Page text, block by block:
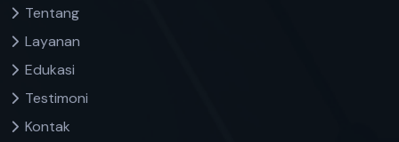
Tentang
Layanan
Edukasi
Testimoni
Kontak